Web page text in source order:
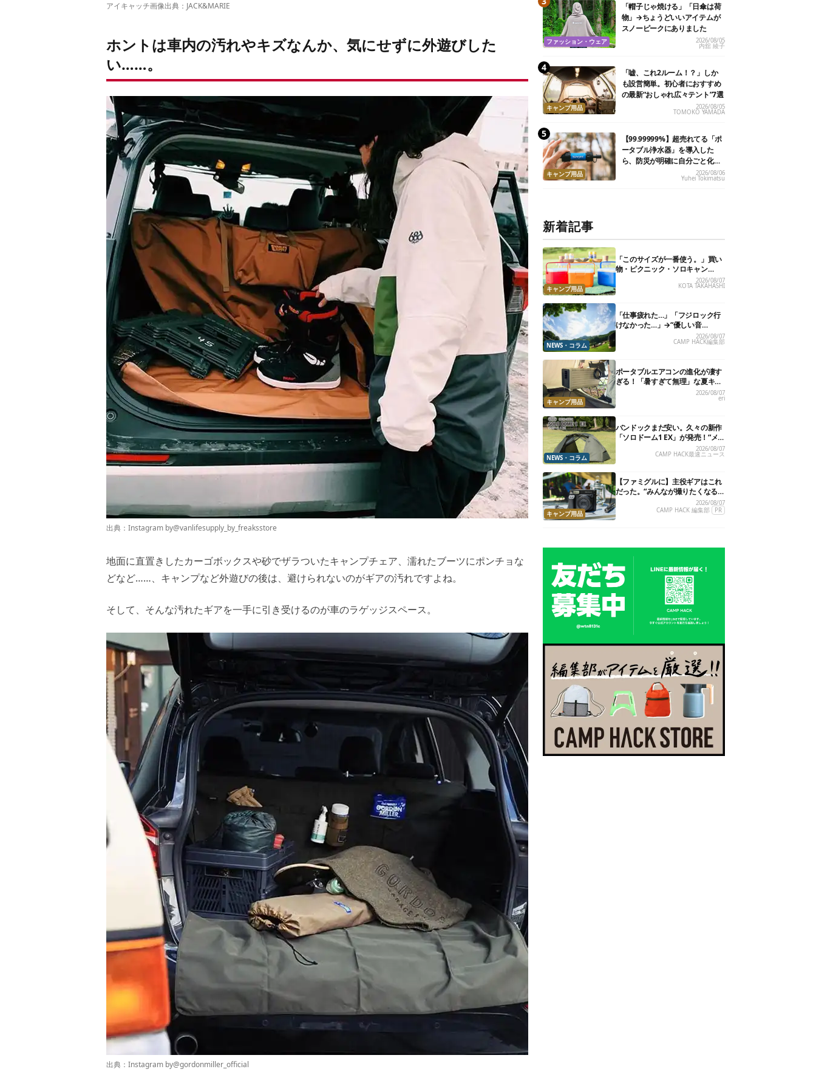
アイキャッチ画像出典： JACK&MARIE
ホントは車内の汚れやキズなんか、気にせずに外遊びした
い……。
出典：Instagram by@vanlifesupply_by_freaksstore
地面に直置きしたカーゴボックスや砂でザラついたキャンプチェア、濡れたブーツにポンチョな
どなど……、キャンプなど外遊びの後は、避けられないのがギアの汚れですよね。
そして、そんな汚れたギアを一手に引き受けるのが車のラゲッジスペース。
出典：Instagram by@gordonmiller_official
ファッション・ウェア
「帽子じゃ焼ける」「日傘は荷
物」→ちょうどいいアイテムが
スノーピークにありました
2026/08/05
内舘 綾子
キャンプ用品
「嘘、これ2ルーム！？」しか
も設営簡単。初心者におすすめ
の最新“おしゃれ広々テント”7選
2026/08/05
TOMOKO YAMADA
キャンプ用品
【99.99999%】超売れてる「ポ
ータブル浄水器」を導入した
ら、防災が明確に自分ごと化し
2026/08/06
Yuhei Tokimatsu
新着記事
キャンプ用品
「このサイズが一番使う。」買い
物・ピクニック・ソロキャン
に“ちょうどいい”小型クーラーボ
ックス13選
2026/08/07
KOTA TAKAHASHI
NEWS・コラム
「仕事疲れた…」「フジロック行
けなかった…」→“優しい音
楽”と“大きな自然”で治癒。まだ間
に合います。
2026/08/07
CAMP HACK編集部
キャンプ用品
ポータブルエアコンの進化が凄す
ぎる！「暑すぎて無理」な夏キャ
ンプを激変させる最新5選2026/08/07
eri
NEWS・コラム
バンドックまだ安い。久々の新作
「ソロドーム1 EX」が発売！“メ
ッシュインナー”だけでも使える
よ【防災も◎】
2026/08/07
CAMP HACK最速ニュース
キャンプ用品
【ファミグルに】主役ギアはこれ
だった。“みんなが撮りたくなる
カメラ”が楽しすぎる！
2026/08/07
CAMP HACK 編集部
PR